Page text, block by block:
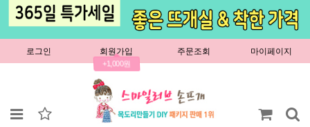
로그인 회원가입
+1,000원
주문조회 마이페이지